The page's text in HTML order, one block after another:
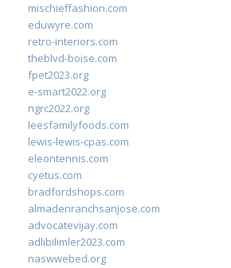
mischieffashion.com
eduwyre.com
retro-interiors.com
theblvd-boise.com
fpet2023.org
e-smart2022.org
ngrc2022.org
leesfamilyfoods.com
lewis-lewis-cpas.com
eleontennis.com
cyetus.com
bradfordshops.com
almadenranchsanjose.com
advocatevijay.com
adlibilimler2023.com
naswwebed.org